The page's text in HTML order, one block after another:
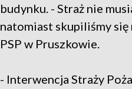
budynku. - Straż nie
natomiast skupiliśmy się
PSP w Pruszkowie.
- Interwencja Straży